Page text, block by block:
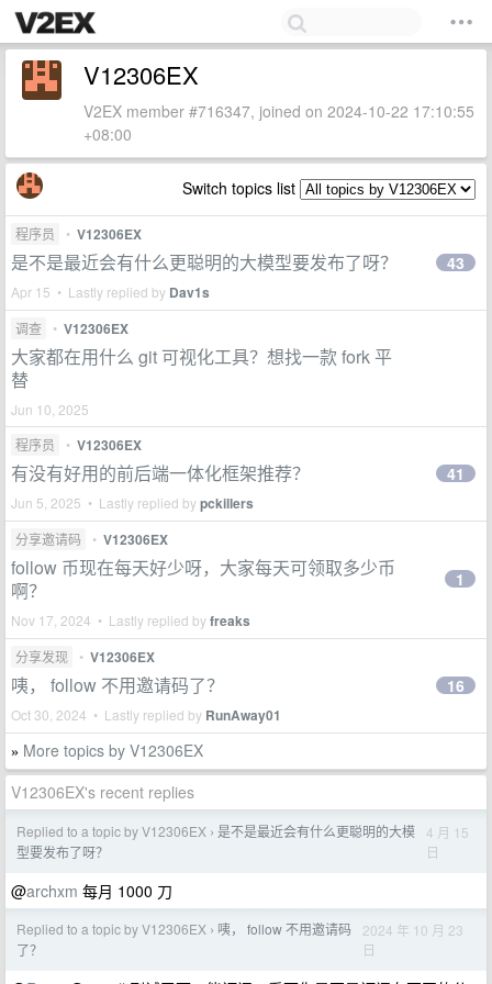
V12306EX
V2EX member #716347, joined on 2024-10-22 17:10:55
+08:00
Switch topics list
程序员 • V12306EX
是不是最近会有什么更聪明的大模型要发布了呀？
Apr 15 • Lastly replied by Dav1s
43
调查 • V12306EX
大家都在用什么 git 可视化工具？想找一款 fork 平
替
Jun 10, 2025
程序员
• V12306EX
有没有好用的前后端一体化框架推荐？
Jun 5, 2025 • Lastly replied bypckillers
41
分享邀请码 • V12306EX
follow 币现在每天好少呀，大家每天可领取多少币
啊？
Nov 17, 2024 • Lastly replied byfreaks
1
分享发现 • V12306EX
咦， follow 不用邀请码了？
Oct 30, 2024 • Lastly replied by RunAway01
16
» More topics by V12306EX
V12306EX's recent replies
Replied to a topic by V12306EX › 是不是最近会有什么更聪明的大模
型要发布了呀？
4 月 15
日
@archxm 每月 1000 刀
Replied to a topic by V12306EX › 咦， follow 不用邀请码
了？
2024 年 10 月 23
日